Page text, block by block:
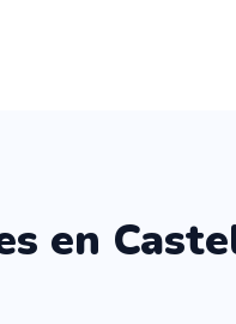
en